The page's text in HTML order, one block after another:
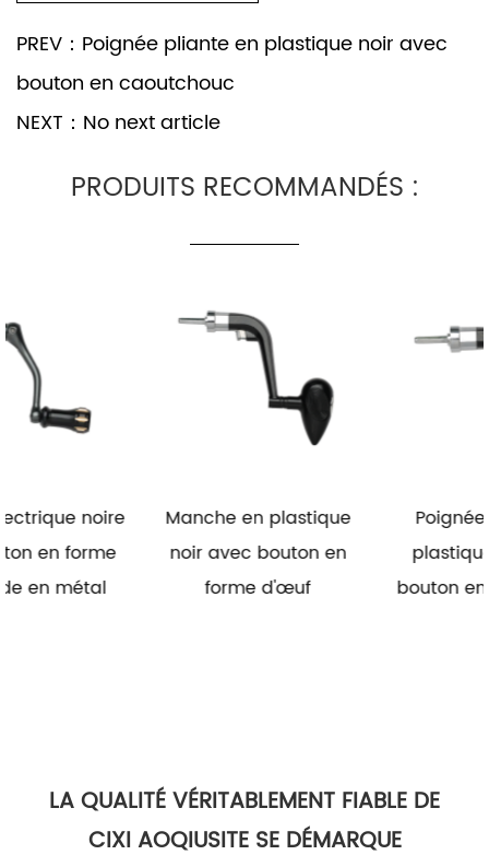
PREV：Poignée pliante en plastique noir avec
bouton en caoutchouc
NEXT：No next article
PRODUITS RECOMMANDÉS :
Manche en plastique
noir avec bouton en
forme d'œuf
Poignée pliante en
plastique noir avec
bouton en caoutchouc
LA QUALITÉ VÉRITABLEMENT FIABLE DE
CIXI AOQIUSITE SE DÉMARQUE